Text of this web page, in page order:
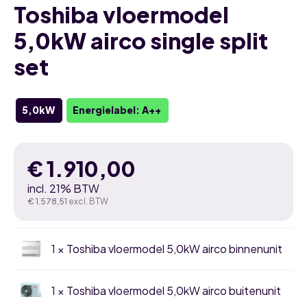
Toshiba vloermodel
5,0kW airco single split
set
5,0kW Energielabel: A++
€1.910,00
incl. 21% BTW
€ 1.578,51 excl. BTW
1 × Toshiba vloermodel 5,0kW airco binnenunit
1 × Toshiba vloermodel 5,0kW airco buitenunit